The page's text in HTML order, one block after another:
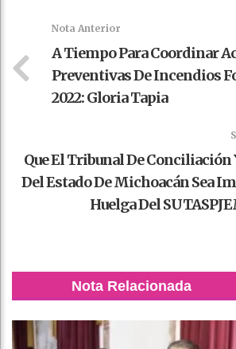
Nota Anterior
A Tiempo Para Coordinar
Preventivas De Incendios
2022: Gloria Tapia
Que El Tribunal De
Del Estado De Michoacán Sea
Huelga Del
Nota Relacionada